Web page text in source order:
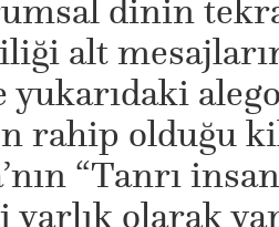
dinin
alt
yukarıdaki
rahip olduğu
“Tanrı
varlık olarak